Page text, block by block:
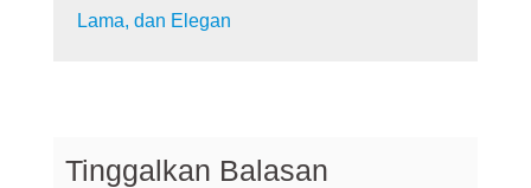
Lama, dan Elegan
Tinggalkan Balasan